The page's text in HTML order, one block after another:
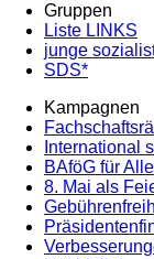
Gruppen
Liste LINKS
junge
SDS*
Kampagnen
International
BAföG für
8. Mai als